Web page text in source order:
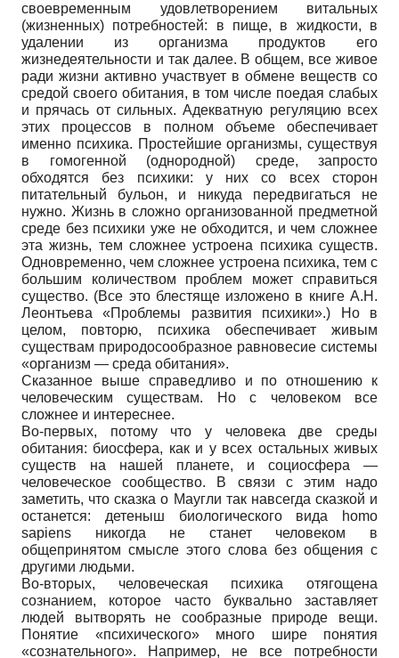
своевременным удовлетворением витальных
(жизненных) потребностей: в пище, в жидкости, в
удалении из организма продуктов его
жизнедеятельности и так далее. В общем, все живое
ради жизни активно участвует в обмене веществ со
средой своего обитания, в том числе поедая слабых
и прячась от сильных. Адекватную регуляцию всех
этих процессов в полном объеме обеспечивает
именно психика. Простейшие организмы, существуя
в гомогенной (однородной) среде, запросто
обходятся без психики: у них со всех сторон
питательный бульон, и никуда передвигаться не
нужно. Жизнь в сложно организованной предметной
среде без психики уже не обходится, и чем сложнее
эта жизнь, тем сложнее устроена психика существ.
Одновременно, чем сложнее устроена психика, тем с
большим количеством проблем может справиться
существо. (Все это блестяще изложено в книге А.Н.
Леонтьева «Проблемы развития психики».) Но в
целом, повторю, психика обеспечивает живым
существам природосообразное равновесие системы
«организм — среда обитания».
Сказанное выше справедливо и по отношению к
человеческим существам. Но с человеком все
сложнее и интереснее.
Во-первых, потому что у человека две среды
обитания: биосфера, как и у всех остальных живых
существ на нашей планете, и социосфера —
человеческое сообщество. В связи с этим надо
заметить, что сказка о Маугли так навсегда сказкой и
останется: детеныш биологического вида homo
sapiens никогда не станет человеком в
общепринятом смысле этого слова без общения с
другими людьми.
Во-вторых, человеческая психика отягощена
сознанием, которое часто буквально заставляет
людей вытворять не сообразные природе вещи.
Понятие «психического» много шире понятия
«сознательного». Например, не все потребности